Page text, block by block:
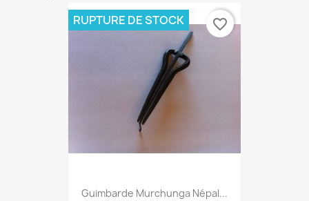
Guimbarde Murchunga Népal...
RUPTURE DE STOCK favorite_border